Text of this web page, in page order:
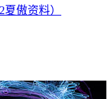
傲资料）